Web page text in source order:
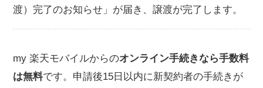
渡）完了のお知らせ」が届き、譲渡が完了します。
my 楽天モバイルからのオンライン手続きなら手数料
は無料です。申請後15日以内に新契約者の手続きが